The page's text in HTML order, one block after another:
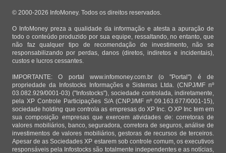
© 2000-2026 InfoMoney. Todos os direitos reservados.
O InfoMoney preza a qualidade da informação e atesta a apuração de
todo o conteúdo produzido por sua equipe, ressaltando, no entanto, que
não faz qualquer tipo de recomendação de investimento, não se
responsabilizando por perdas, danos (diretos, indiretos e incidentais),
custos e lucros cessantes.
IMPORTANTE: O portal www.infomoney.com.br (o "Portal") é de
propriedade da Infostocks Informações e Sistemas Ltda. (CNPJ/MF nº
03.082.929/0001-03) ("Infostocks"), sociedade controlada, indiretamente,
pela XP Controle Participações S/A (CNPJ/MF nº 09.163.677/0001-15),
sociedade holding que controla as empresas do XP Inc. O XP Inc tem em
sua composição empresas que exercem atividades de: corretoras de
valores mobiliários, banco, seguradora, corretora de seguros, análise de
investimentos de valores mobiliários, gestoras de recursos de terceiros.
Apesar de as Sociedades XP estarem sob controle comum, os executivos
responsáveis pela Infostocks são totalmente independentes e as notícias,